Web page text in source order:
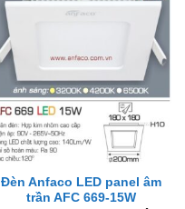
Đèn Anfaco LED panel âm
trần AFC 669-15W